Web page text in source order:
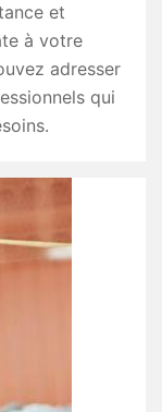
et
à votre
adresser
qui